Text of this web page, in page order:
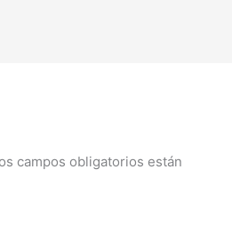
campos obligatorios están